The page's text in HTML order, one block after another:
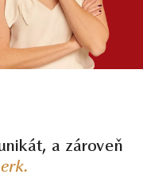
a zároveň